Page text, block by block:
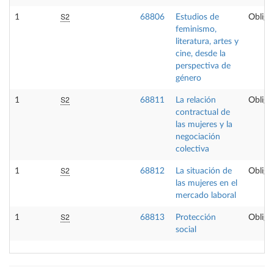
1 S2 68806
Estudios de
feminismo,
literatura, artes y
cine, desde la
perspectiva de
género
1 S2 68811
La relación
contractual de
las mujeres y la
negociación
colectiva
1 S2 68812
La situación de
las mujeres en el
mercado laboral
1 S2 68813
Protección
social